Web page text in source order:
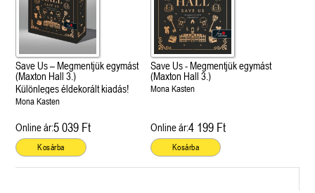
Save Us – Megmentjük egymást
(Maxton Hall 3.)
Különleges éldekorált kiadás!
Mona Kasten
Online ár:5 039 Ft
Kosárba
Save Us - Megmentjük egymást
(Maxton Hall 3.)
Mona Kasten
Online ár:4 199 Ft
Kosárba